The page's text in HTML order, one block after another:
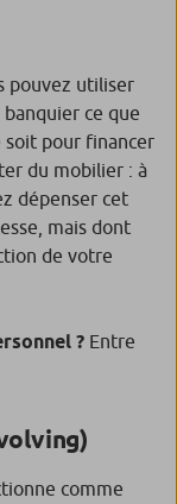
pouvez utiliser
ce que
soit pour financer
du mobilier : à
dépenser cet
mais dont
de votre
? Entre
comme